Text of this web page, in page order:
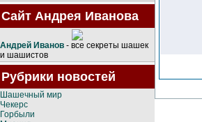
Сайт Андрея Иванова
Андрей Иванов - все секреты шашек
и шашистов
Рубрики новостей
Шашечный мир
Чекерс
Горбыли